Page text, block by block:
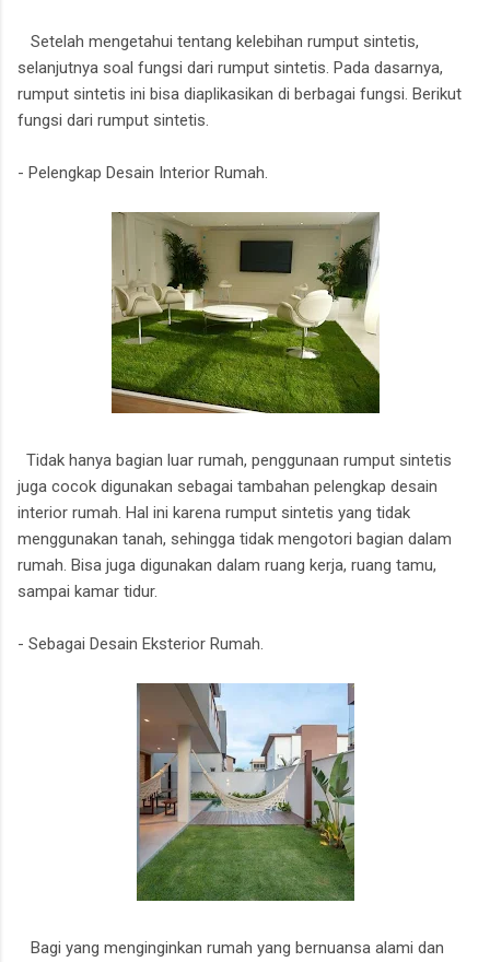
Setelah mengetahui tentang kelebihan rumput sintetis,
selanjutnya soal fungsi dari rumput sintetis. Pada dasarnya,
rumput sintetis ini bisa diaplikasikan di berbagai fungsi. Berikut
fungsi dari rumput sintetis.
- Pelengkap Desain Interior Rumah.
Tidak hanya bagian luar rumah, penggunaan rumput sintetis
juga cocok digunakan sebagai tambahan pelengkap desain
interior rumah. Hal ini karena rumput sintetis yang tidak
menggunakan tanah, sehingga tidak mengotori bagian dalam
rumah. Bisa juga digunakan dalam ruang kerja, ruang tamu,
sampai kamar tidur.
- Sebagai Desain Eksterior Rumah.
Bagi yang menginginkan rumah yang bernuansa alami dan